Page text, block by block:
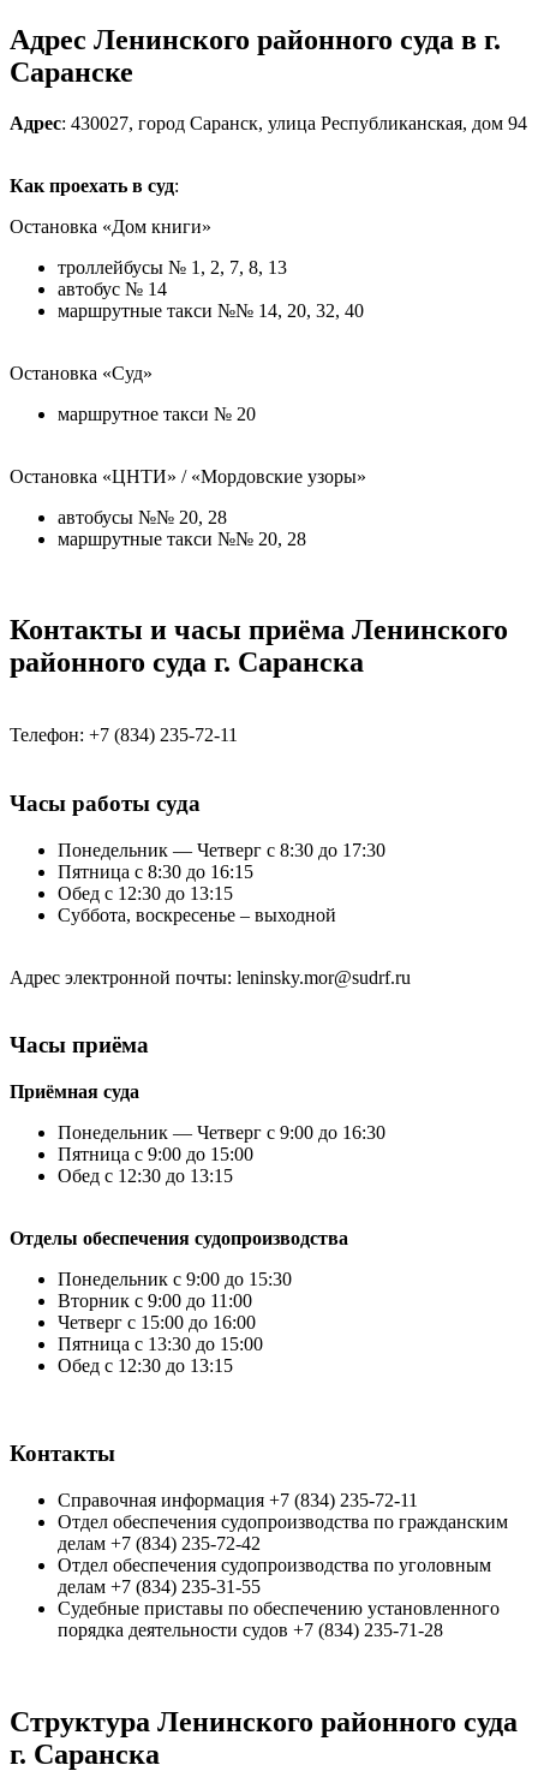
Адрес Ленинского районного суда в г.
Саранске
Адрес: 430027, город Саранск, улица Республиканская, дом 94
Как проехать в суд:
Остановка «Дом книги»
троллейбусы № 1, 2, 7, 8, 13
автобус № 14
маршрутные такси №№ 14, 20, 32, 40
Остановка «Суд»
маршрутное такси № 20
Остановка «ЦНТИ» / «Мордовские узоры»
автобусы №№ 20, 28
маршрутные такси №№ 20, 28
Контакты и часы приёма Ленинского
районного суда г. Саранска
Телефон: +7 (834) 235-72-11
Часы работы суда
Понедельник — Четверг с 8:30 до 17:30
Пятница с 8:30 до 16:15
Обед с 12:30 до 13:15
Суббота, воскресенье – выходной
Адрес электронной почты: leninsky.mor@sudrf.ru
Часы приёма
Приёмная суда
Понедельник — Четверг с 9:00 до 16:30
Пятница с 9:00 до 15:00
Обед с 12:30 до 13:15
Отделы обеспечения судопроизводства
Понедельник с 9:00 до 15:30
Вторник с 9:00 до 11:00
Четверг с 15:00 до 16:00
Пятница с 13:30 до 15:00
Обед с 12:30 до 13:15
Контакты
Справочная информация +7 (834) 235-72-11
Отдел обеспечения судопроизводства по гражданским
делам +7 (834) 235-72-42
Отдел обеспечения судопроизводства по уголовным
делам +7 (834) 235-31-55
Судебные приставы по обеспечению установленного
порядка деятельности судов +7 (834) 235-71-28
Структура Ленинского районного суда
г. Саранска